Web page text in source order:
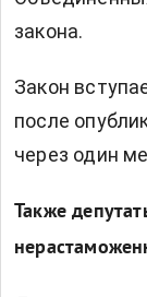
закона.
Закон
после
через один
Также